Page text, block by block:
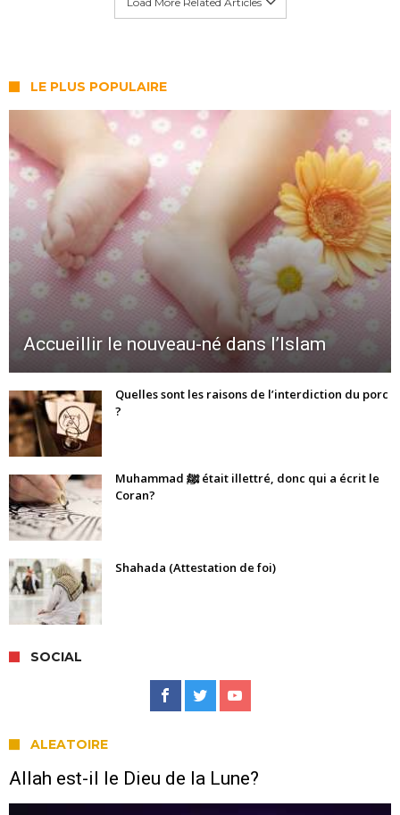
LE PLUS POPULAIRE
Accueillir le nouveau-né dans l’Islam
Quelles sont les raisons de l’interdiction du porc
?
Muhammad ﷺ était illettré, donc qui a écrit le
Coran?
Shahada (Attestation de foi)
SOCIAL
ALEATOIRE
Allah est-il le Dieu de la Lune?